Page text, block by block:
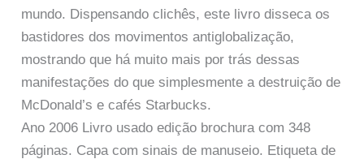
mundo. Dispensando clichês, este livro disseca os
bastidores dos movimentos antiglobalização,
mostrando que há muito mais por trás dessas
manifestações do que simplesmente a destruição de
McDonald’s e cafés Starbucks.
Ano 2006 Livro usado edição brochura com 348
páginas. Capa com sinais de manuseio. Etiqueta de